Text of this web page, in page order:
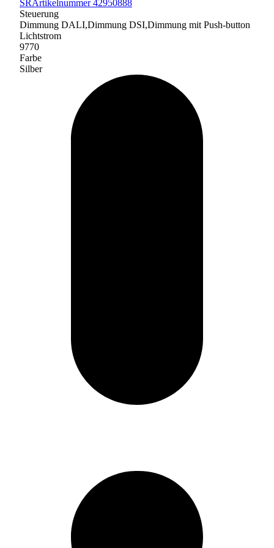
SRArtikelnummer 42950888
Steuerung
Dimmung DALI,Dimmung DSI,Dimmung mit Push-button
Lichtstrom
9770
Farbe
Silber